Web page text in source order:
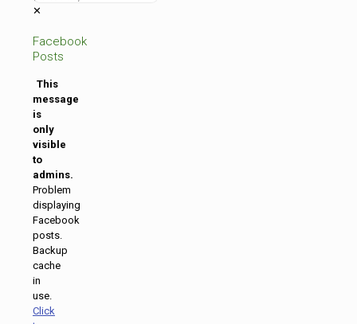
✕
Facebook
Posts
This
message
is
only
visible
to
admins.
Problem
displaying
Facebook
posts.
Backup
cache
in
use.
Click